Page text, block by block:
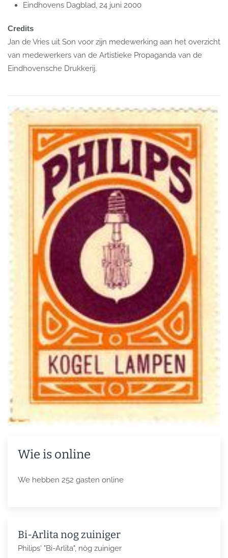
Eindhovens Dagblad, 24 juni 2000
Credits
Jan de Vries uit Son voor zijn medewerking aan het overzicht
van medewerkers van de Artistieke Propaganda van de
Eindhovensche Drukkerij.
Wie is online
We hebben 252 gasten online
Bi-Arlita nog zuiniger
Philips' "Bi-Arlita", nòg zuiniger